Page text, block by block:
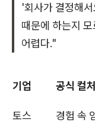
'회사가 결정해
때문에 하는지
어렵다."
기업 공식 컬
토스 경험 속